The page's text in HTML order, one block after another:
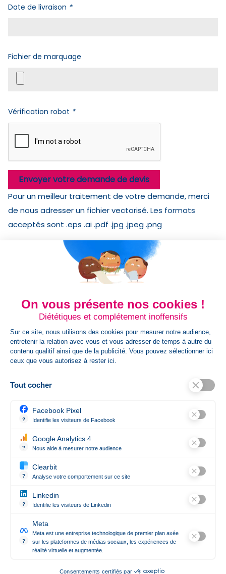
Date de livraison *
Fichier de marquage
Vérification robot *
Envoyer votre demande de devis
Pour un meilleur traitement de votre demande, merci
de nous adresser un fichier vectorisé. Les formats
acceptés sont .eps .ai .pdf .jpg .jpeg .png
Détails du produit
AC0112CARRE#16432
Qty / Crt 5000
Origine FR
Poids Net (en Kg)
ÉtatNouveau produit
Contact
Notre société 
On vous présente nos cookies !
Diététiques et complétement inoffensifs
Sur ce site, nous utilisons des cookies pour mesurer notre audience,
entretenir la relation avec vous et vous adresser de temps à autre du
contenu qualitif ainsi que de la publicité. Vous pouvez sélectionner ici
ceux que vous autorisez à rester ici.
Tout cocher
?
Facebook Pixel
Identifie les visiteurs de Facebook
?
Google Analytics 4
Nous aide à mesurer notre audience
?
Clearbit
Analyse votre comportement sur ce site
?
Linkedin
Identifie les visiteurs de Linkedin
?
Meta
Meta est une entreprise technologique de premier plan axée
sur les plateformes de médias sociaux, les expériences de
réalité virtuelle et augmentée.
Consentements certifiés par